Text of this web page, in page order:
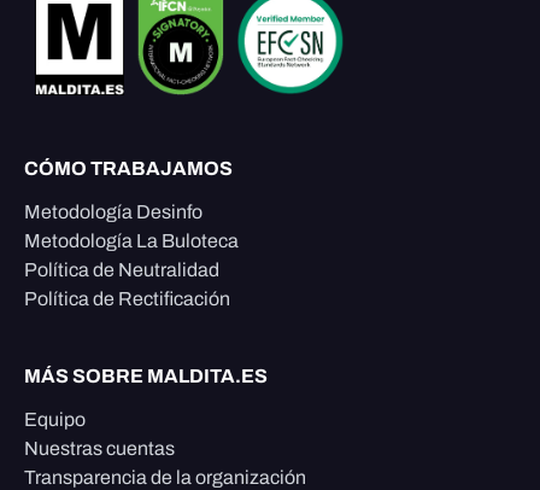
CÓMO TRABAJAMOS
Metodología Desinfo
Metodología La Buloteca
Política de Neutralidad
Política de Rectificación
MÁS SOBRE MALDITA.ES
Equipo
Nuestras cuentas
Transparencia de la organización